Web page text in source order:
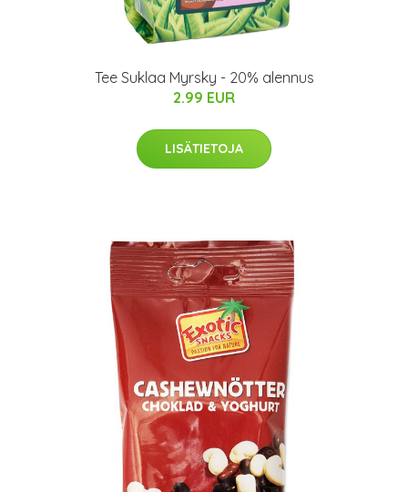
Tee Suklaa Myrsky - 20% alennus
2.99 EUR
LISÄTIETOJA